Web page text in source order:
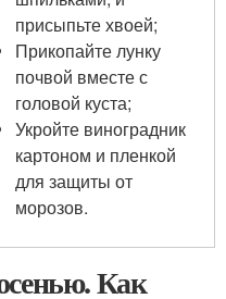
присыпьте хвоей;
Прикопайте лунку
почвой вместе с
головой куста;
Укройте виноградник
картоном и пленкой
для защиты от
морозов.
Как